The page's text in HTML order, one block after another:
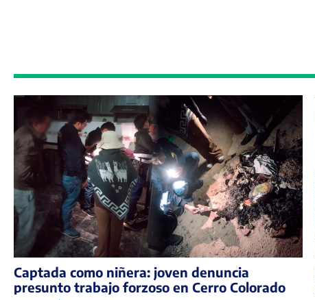
Captada como niñera: joven denuncia
presunto trabajo forzoso en Cerro Colorado